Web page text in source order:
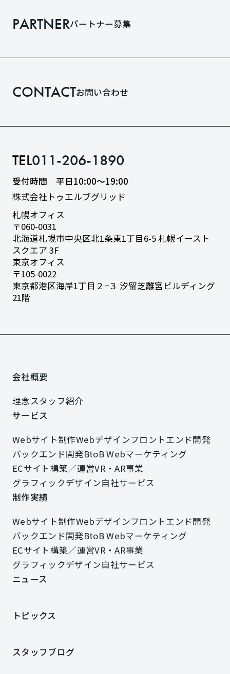
会社概要
理念
理念
スタッフ紹介
スタッフ紹介
サービス
Webサイト制作
Webサイト制作
Webデザイン
Webデザイン
フロントエンド開発
フロントエンド開発
バックエンド開発
バックエンド開発
BtoB Webマーケティング
BtoB Webマーケティング
ECサイト構築／運営
ECサイト構築／運営
VR・AR事業
VR・AR事業
グラフィックデザイン
グラフィックデザイン
自社サービス
制作実績
Webサイト制作
Webサイト制作
Webデザイン
Webデザイン
フロントエンド開発
フロントエンド開発
バックエンド開発
バックエンド開発
BtoB Webマーケティング
BtoB Webマーケティング
ECサイト構築／運営
ECサイト構築／運営
VR・AR事業
VR・AR事業
グラフィックデザイン
グラフィックデザイン
自社サービス
ニュース
トピックス
スタッフブログ
PARTNERパートナー募集
CONTACTお問い合わせ
TEL011-206-1890
受付時間 平日10:00〜19:00
株式会社トゥエルブグリッド
札幌オフィス
〒060-0031
北海道札幌市中央区北1条東1丁目6-5札幌イースト
スクエア 3F
東京オフィス
〒105-0022
東京都港区海岸1丁目２−３ 汐留芝離宮ビルディング
21階